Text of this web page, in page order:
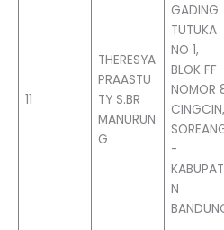
11
THERESYA
PRAASTU
TY S.BR
MANURUN
G
GADING
TUTUKA
NO 1,
BLOK FF
NOMOR
CINGCIN,
-
N